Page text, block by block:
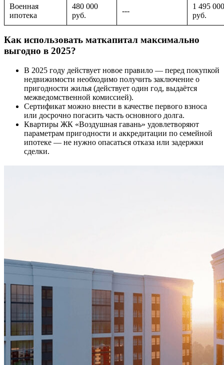
Военная
ипотека
480 000
руб.
---
1 495 000
руб.
Как использовать маткапитал максимально
выгодно в 2025?
В 2025 году действует новое правило — перед покупкой
недвижимости необходимо получить заключение о
пригодности жилья (действует один год, выдаётся
межведомственной комиссией).
Сертификат можно внести в качестве первого взноса
или досрочно погасить часть основного долга.
Квартиры ЖК «Воздушная гавань» удовлетворяют
параметрам пригодности и аккредитации по семейной
ипотеке — не нужно опасаться отказа или задержки
сделки.